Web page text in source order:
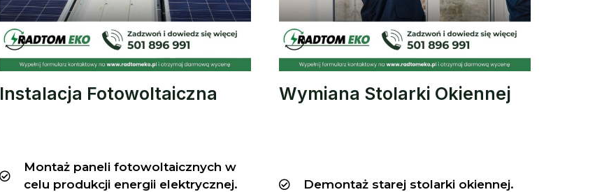
Instalacja Fotowoltaiczna
Montaż paneli fotowoltaicznych w
celu produkcji energii elektrycznej.
Wymiana Stolarki Okiennej
Demontaż starej stolarki okiennej.